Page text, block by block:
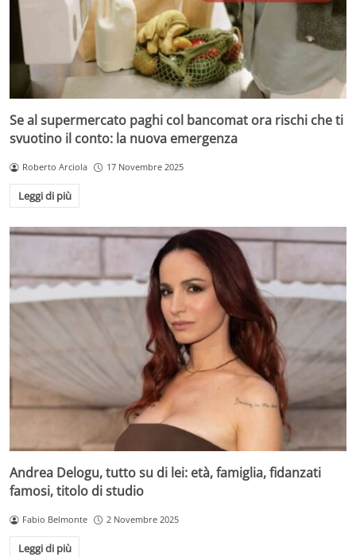
Se al supermercato paghi col bancomat ora rischi che ti
svuotino il conto: la nuova emergenza
Roberto Arciola 17 Novembre 2025
Leggi di più
Andrea Delogu, tutto su di lei: età, famiglia, fidanzati
famosi, titolo di studio
Fabio Belmonte 2 Novembre 2025
Leggi di più